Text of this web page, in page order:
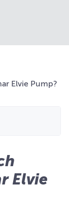
Elvie Pump?
Elvie